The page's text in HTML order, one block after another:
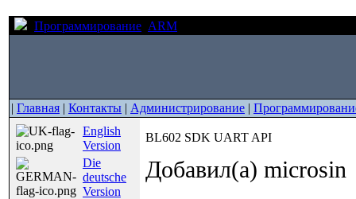
Программирование ARM
| Главная | Контакты | Администрирование |
English
Version
Die
deutsche
Version
BL602 SDK UART API
Добавил(а) microsin